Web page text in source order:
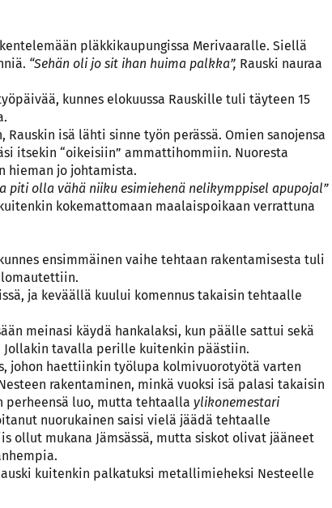
pläkkikaupungissa Merivaaralle. Siellä
“Sehän oli jo sit ihan huima palkka”, Rauski nauraa
kunnes elokuussa Rauskille tuli täyteen 15
isä lähti sinne työn perässä. Omien sanojensa
itsekin “oikeisiin” ammattihommiin. Nuoresta
hieman jo johtamista.
olla vähä niiku esimiehenä nelikymppisel apupojal”
kokemattomaan maalaispoikaan verrattuna
ensimmäinen vaihe tehtaan rakentamisesta tuli
lomautettiin.
ja keväällä kuului komennus takaisin tehtaalle
meinasi käydä hankalaksi, kun päälle sattui sekä
tavalla perille kuitenkin päästiin.
johon haettiinkin työlupa kolmivuorotyötä varten
rakentaminen, minkä vuoksi isä palasi takaisin
perheensä luo, mutta tehtaalla ylikonemestari
nuorukainen saisi vielä jäädä tehtaalle
ollut mukana Jämsässä, mutta siskot olivat jääneet
kuitenkin palkatuksi metallimieheksi Nesteelle